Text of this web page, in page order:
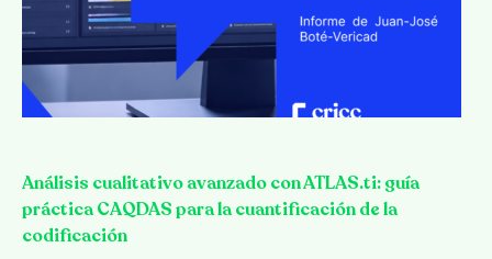
Análisis cualitativo avanzado con ATLAS.ti: guía
práctica CAQDAS para la cuantificación de la
codificación